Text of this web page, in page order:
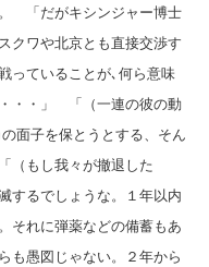
「だがキシンジャー博士
クワや北京とも直接交渉す
っていることが､何ら意味
・・」 「（一連の彼の動
面子を保とうとする、そん
（もし我々が撤退した
するでしょうな。１年以内
それに弾薬などの備蓄もあ
も愚図じゃない。２年から